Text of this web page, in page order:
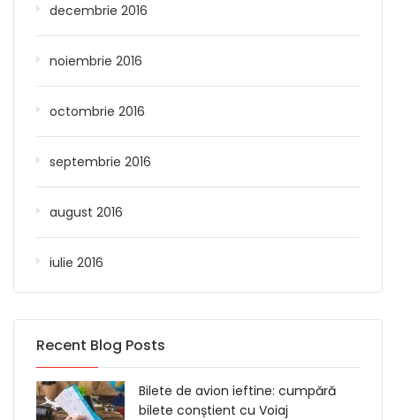
decembrie 2016
noiembrie 2016
octombrie 2016
septembrie 2016
august 2016
iulie 2016
Recent Blog Posts
Bilete de avion ieftine: cumpără
bilete conștient cu Voiaj